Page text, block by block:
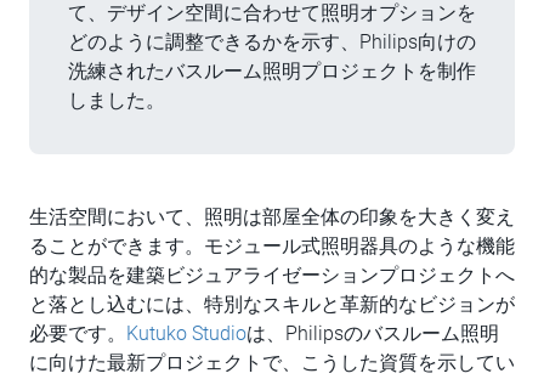
て、デザイン空間に合わせて照明オプションを
どのように調整できるかを示す、Philips向けの
洗練されたバスルーム照明プロジェクトを制作
しました。
生活空間において、照明は部屋全体の印象を大きく変え
ることができます。モジュール式照明器具のような機能
的な製品を建築ビジュアライゼーションプロジェクトへ
と落とし込むには、特別なスキルと革新的なビジョンが
必要です。 Kutuko Studioは、Philipsのバスルーム照明
に向けた最新プロジェクトで、こうした資質を示してい